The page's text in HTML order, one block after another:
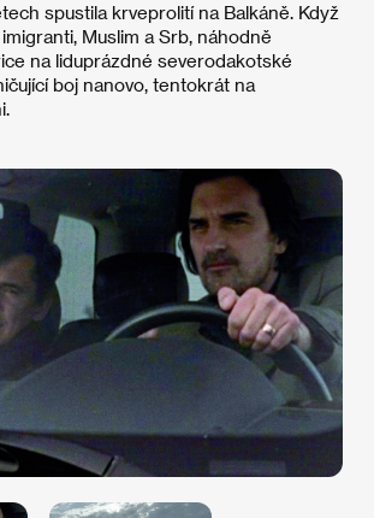
spustila krveprolití na Balkáně. Když
Muslim a Srb, náhodně
na liduprázdné severodakotské
boj nanovo, tentokrát na